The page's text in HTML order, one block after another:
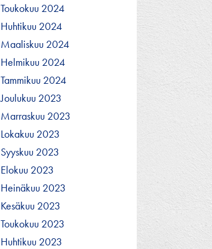
Toukokuu 2024
Huhtikuu 2024
Maaliskuu 2024
Helmikuu 2024
Tammikuu 2024
Joulukuu 2023
Marraskuu 2023
Lokakuu 2023
Syyskuu 2023
Elokuu 2023
Heinäkuu 2023
Kesäkuu 2023
Toukokuu 2023
Huhtikuu 2023